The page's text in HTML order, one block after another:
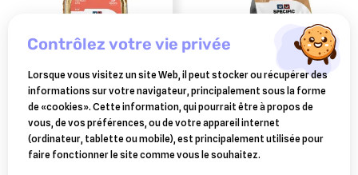
SPECIFIC
specific fdw terrine pour
chat allergique 7 x 100gr
11,46 €
SPECIFIC
specific fod-hy allergen
management chat2kg
29,68 €
contrôlez votre vie privée
Lorsque vous visitez un site Web, il peut stocker ou récupérer des
informations sur votre navigateur, principalement sous la forme
de «cookies». Cette information, qui pourrait être à propos de
vous, de vos préférences, ou de votre appareil internet
(ordinateur, tablette ou mobile), est principalement utilisée pour
faire fonctionner le site comme vous le souhaitez.